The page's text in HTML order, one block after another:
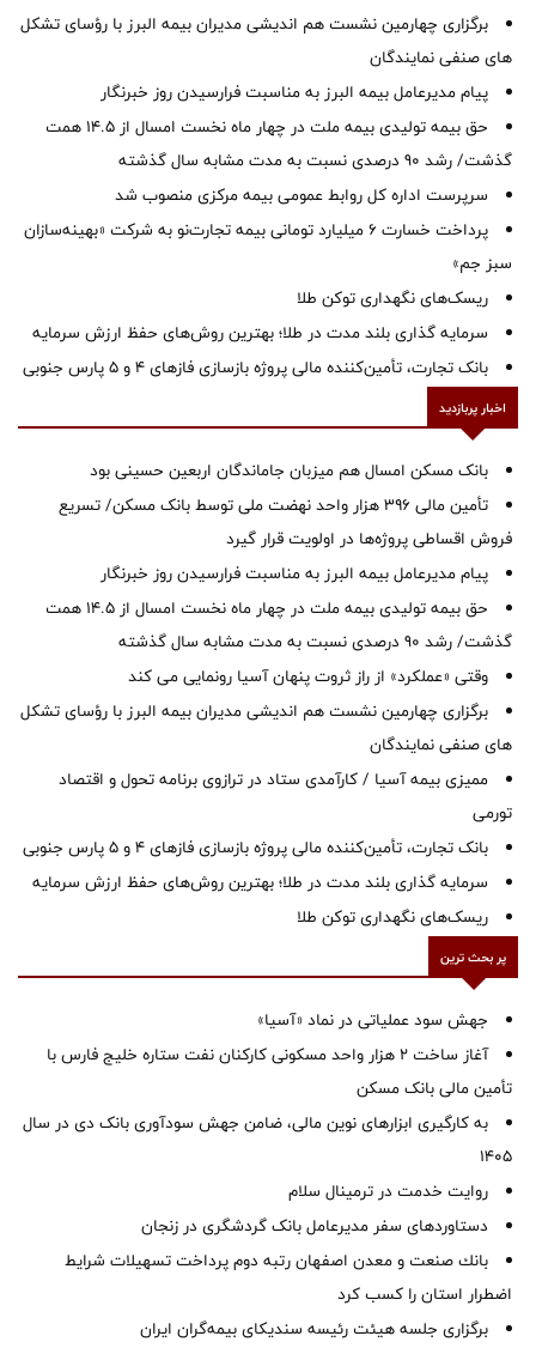
برگزاری چهارمین نشست هم اندیشی مدیران بیمه البرز با رؤسای تشکل
های صنفی نمایندگان
پیام مدیرعامل بیمه البرز به مناسبت فرارسیدن روز خبرنگار
حق بیمه تولیدی بیمه ملت در چهار ماه نخست امسال از 14.5 همت
گذشت/ رشد 90 درصدی نسبت به مدت مشابه سال گذشته
سرپرست اداره كل روابط عمومی بیمه مركزی منصوب شد
پرداخت خسارت ۶ میلیارد تومانی بیمه تجارت‌نو به شرکت «بهینه‌سازان
سبز جم»
ریسک‌های نگهداری توکن طلا
سرمایه گذاری بلند مدت در طلا؛ بهترین روش‌های حفظ ارزش سرمایه
بانک تجارت، تأمین‌کننده مالی پروژه بازسازی فازهای ۴ و ۵ پارس جنوبی
اخبار پربازدید
بانک مسکن امسال هم میزبان جاماندگان اربعین حسینی بود
تأمین مالی ۳۹۶ هزار واحد نهضت ملی توسط بانک مسکن/ تسریع
فروش اقساطی پروژه‌ها در اولویت قرار گیرد
پیام مدیرعامل بیمه البرز به مناسبت فرارسیدن روز خبرنگار
حق بیمه تولیدی بیمه ملت در چهار ماه نخست امسال از 14.5 همت
گذشت/ رشد 90 درصدی نسبت به مدت مشابه سال گذشته
وقتی «عملکرد» از راز ثروت پنهان آسیا رونمایی می کند
برگزاری چهارمین نشست هم اندیشی مدیران بیمه البرز با رؤسای تشکل
های صنفی نمایندگان
ممیزی بیمه آسیا / کارآمدی ستاد در ترازوی برنامه تحول و اقتصاد
تورمی
بانک تجارت، تأمین‌کننده مالی پروژه بازسازی فازهای ۴ و ۵ پارس جنوبی
سرمایه گذاری بلند مدت در طلا؛ بهترین روش‌های حفظ ارزش سرمایه
ریسک‌های نگهداری توکن طلا
پر بحث ترین
جهش سود عملیاتی در نماد «آسیا»
آغاز ساخت ۲ هزار واحد مسکونی کارکنان نفت ستاره خلیج فارس با
تأمین مالی بانک مسکن
به کارگیری ابزارهای نوین مالی، ضامن جهش سودآوری بانک دی در سال
1405
روایت خدمت در ترمینال سلام
دستاوردهای سفر مدیرعامل بانک گردشگری در زنجان
بانك صنعت و معدن اصفهان رتبه دوم پرداخت تسهیلات شرایط
اضطرار استان را كسب كرد
برگزاری جلسه هیئت رئیسه سندیکای بیمه‌گران ایران